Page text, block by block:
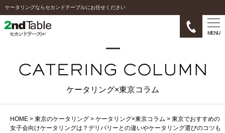
ケータリングならセカンドテーブルにお任せください
MENU
ケータリング×東京コラム
HOME > 東京のケータリング > ケータリング×東京コラム > 東京でおすすめの
女子会向けケータリングは？デリバリーとの違いやケータリング選びのコツも